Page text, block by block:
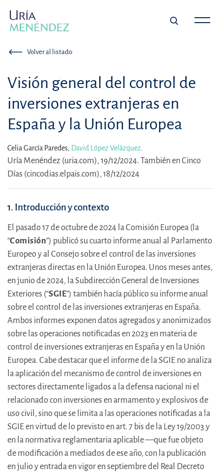
Volver al listado
Visión general del control de
inversiones extranjeras en
España y la Unión Europea
Celia García Paredes, David López Velázquez.
Uría Menéndez (uria.com), 19/12/2024. También en Cinco
Días (cincodias.elpais.com), 18/12/2024
1. Introducción y contexto
El pasado 17 de octubre de 2024 la Comisión Europea (la
“Comisión”) publicó su cuarto informe anual al Parlamento
Europeo y al Consejo sobre el control de las inversiones
extranjeras directas en la Unión Europea. Unos meses antes,
en junio de 2024, la Subdirección General de Inversiones
Exteriores (“SGIE”) también hacía público su informe anual
sobre el control de las inversiones extranjeras en España.
Ambos informes exponen datos agregados y anonimizados
sobre las operaciones notificadas en 2023 en materia de
control de inversiones extranjeras en España y en la Unión
Europea. Cabe destacar que el informe de la SGIE no analiza
la aplicación del mecanismo de control de inversiones en
sectores directamente ligados a la defensa nacional ni el
relacionado con inversiones en armamento y explosivos de
uso civil, sino que se limita a las operaciones notificadas a la
SGIE en virtud de lo previsto en art. 7 bis de la Ley 19/2003 y
en la normativa reglamentaria aplicable —que fue objeto
de modificación a mediados de ese año, con la publicación
en julio y entrada en vigor en septiembre del Real Decreto